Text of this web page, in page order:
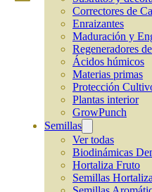
Correctores de
Enraizantes
Maduración y
Regeneradores
Ácidos húmicos
Materias primas
Protección
Plantas interior
GrowPunch
Semillas
Ver todas
Biodinámicas
Hortaliza Fruto
Semillas